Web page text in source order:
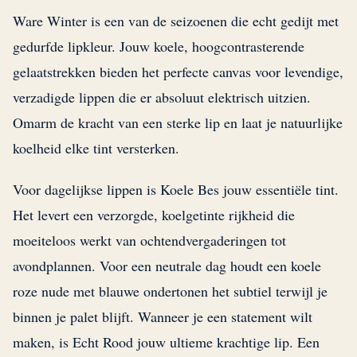
Ware Winter is een van de seizoenen die echt gedijt met
gedurfde lipkleur. Jouw koele, hoogcontrasterende
gelaatstrekken bieden het perfecte canvas voor levendige,
verzadigde lippen die er absoluut elektrisch uitzien.
Omarm de kracht van een sterke lip en laat je natuurlijke
koelheid elke tint versterken.
Voor dagelijkse lippen is Koele Bes jouw essentiële tint.
Het levert een verzorgde, koelgetinte rijkheid die
moeiteloos werkt van ochtendvergaderingen tot
avondplannen. Voor een neutrale dag houdt een koele
roze nude met blauwe ondertonen het subtiel terwijl je
binnen je palet blijft. Wanneer je een statement wilt
maken, is Echt Rood jouw ultieme krachtige lip. Een